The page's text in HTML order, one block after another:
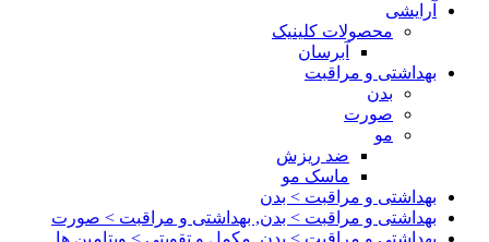
آرایشی
محصولات کلینیک
آبرسان
بهداشتی و مراقبت
بدن
صورت
مو
ضد ریزش
ماسک مو
بهداشتی و مراقبت > بدن
بهداشتی و مراقبت > بدن, بهداشتی و مراقبت > صورت